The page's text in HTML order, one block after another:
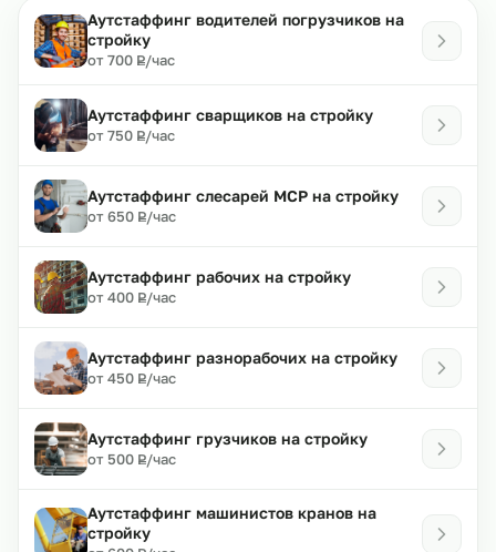
Аутстаффинг водителей погрузчиков на
стройку
от 700 ₽
Р/час
Аутстаффинг сварщиков на стройку
от 750 ₽
Р/час
Аутстаффинг слесарей МСР на стройку
от 650 ₽
Р/час
Аутстаффинг рабочих на стройку
от 400 ₽
Р/час
Аутстаффинг разнорабочих на стройку
от 450 ₽
Р/час
Аутстаффинг грузчиков на стройку
от 500 ₽
Р/час
Аутстаффинг машинистов кранов на
стройку